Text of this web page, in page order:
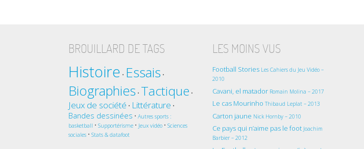
BROUILLARD DE TAGS
Histoire • Essais •
Biographies • Tactique •
Jeux de société • Littérature •
Bandes dessinées •Autres sports :
basketball •Supportérisme • Jeux vidéo •Sciences
sociales •Stats & datafoot
LES MOINS VUS
Football Stories Les Cahiers du Jeu Vidéo –
2010
Cavani, el matador Romain Molina – 2017
Le cas MourinhoThibaud Leplat – 2013
Carton jaune Nick Hornby – 2010
Ce pays qui n’aime pas le foot Joachim
Barbier – 2012